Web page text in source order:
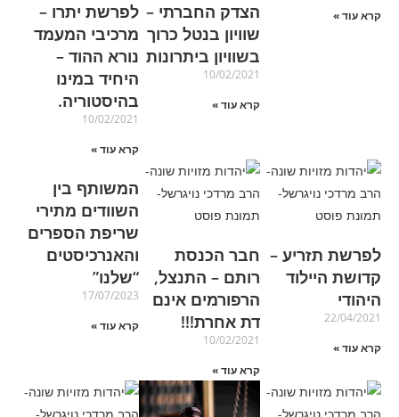
קרא עוד »
הצדק החברתי –
שוויון בנטל כרוך
בשוויון ביתרונות
10/02/2021
קרא עוד »
לפרשת יתרו –
מרכיבי המעמד
נורא ההוד –
היחיד במינו
בהיסטוריה.
10/02/2021
קרא עוד »
לפרשת תזריע –
קדושת היילוד
היהודי
22/04/2021
קרא עוד »
חבר הכנסת
רותם – התנצל,
הרפורמים אינם
דת אחרת!!!
10/02/2021
קרא עוד »
המשותף בין
השוודים מתירי
שריפת הספרים
והאנרכיסטים
“שלנו”
17/07/2023
קרא עוד »